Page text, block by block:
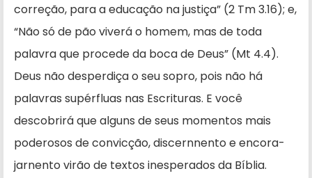
correção, para a educação na justiça” (2 Tm 3.16); e,
“Não só de pão viverá o homem, mas de toda
palavra que procede da boca de Deus” (Mt 4.4).
Deus não desperdiça o seu sopro, pois não há
palavras supérfluas nas Escrituras. E você
descobrirá que alguns de seus momentos mais
poderosos de convicção, discernnento e encora­
jarnento virão de textos inesperados da Bíblia.